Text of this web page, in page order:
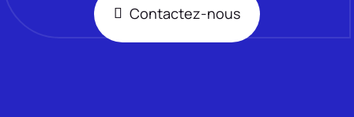
Contactez-nous